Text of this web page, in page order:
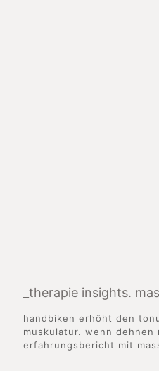
_therapie insights.
handbiken erhöht den
muskulatur. wenn
erfahrungsbericht mit